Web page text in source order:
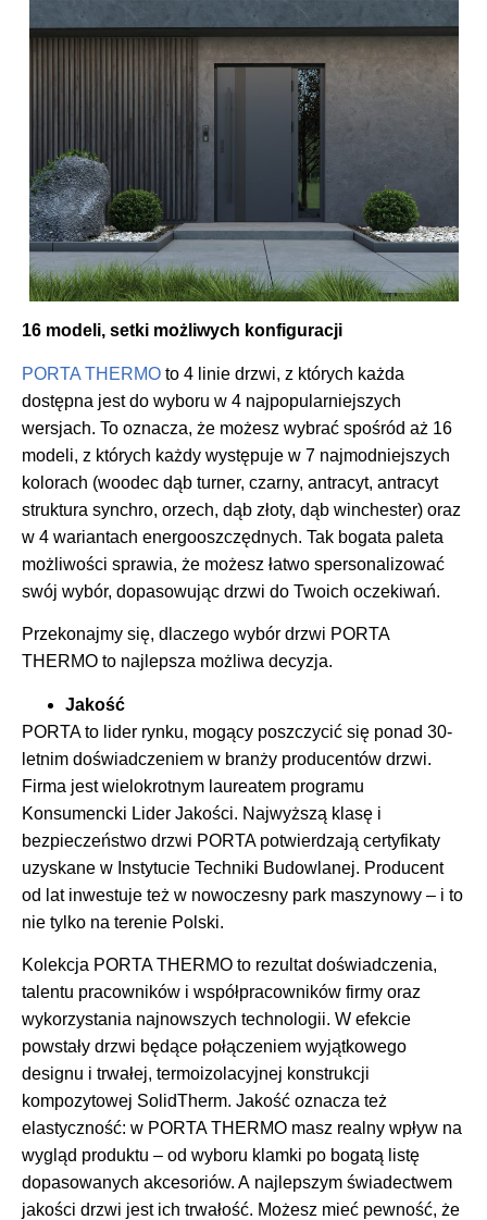
16 modeli, setki możliwych konfiguracji
PORTA THERMO to 4 linie drzwi, z których każda
dostępna jest do wyboru w 4 najpopularniejszych
wersjach. To oznacza, że możesz wybrać spośród aż 16
modeli, z których każdy występuje w 7 najmodniejszych
kolorach (woodec dąb turner, czarny, antracyt, antracyt
struktura synchro, orzech, dąb złoty, dąb winchester) oraz
w 4 wariantach energooszczędnych. Tak bogata paleta
możliwości sprawia, że możesz łatwo spersonalizować
swój wybór, dopasowując drzwi do Twoich oczekiwań.
Przekonajmy się, dlaczego wybór drzwi PORTA
THERMO to najlepsza możliwa decyzja.
Jakość
PORTA to lider rynku, mogący poszczycić się ponad 30-
letnim doświadczeniem w branży producentów drzwi.
Firma jest wielokrotnym laureatem programu
Konsumencki Lider Jakości. Najwyższą klasę i
bezpieczeństwo drzwi PORTA potwierdzają certyfikaty
uzyskane w Instytucie Techniki Budowlanej. Producent
od lat inwestuje też w nowoczesny park maszynowy – i to
nie tylko na terenie Polski.
Kolekcja PORTA THERMO to rezultat doświadczenia,
talentu pracowników i współpracowników firmy oraz
wykorzystania najnowszych technologii. W efekcie
powstały drzwi będące połączeniem wyjątkowego
designu i trwałej, termoizolacyjnej konstrukcji
kompozytowej SolidTherm. Jakość oznacza też
elastyczność: w PORTA THERMO masz realny wpływ na
wygląd produktu – od wyboru klamki po bogatą listę
dopasowanych akcesoriów. A najlepszym świadectwem
jakości drzwi jest ich trwałość. Możesz mieć pewność, że